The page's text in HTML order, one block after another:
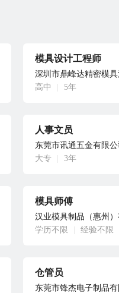
模具设计工程师
深圳市鼎峰达精密模
高中
5年
人事文员
东莞市讯通五金有限
大专
3年
模具师傅
汉业模具制品（惠州
学历不限
经验不限
仓管员
东莞市锋杰电子制品